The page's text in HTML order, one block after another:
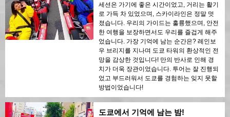
세션은 가기에 좋은 시간이었고, 거리는 활기
로 가득 차 있었으며, 스카이라인은 정말 멋
졌습니다. 우리의 가이드는 훌륭했으며, 안전
한 여행을 보장하면서도 우리를 즐겁게 해주
었습니다. 가장 기억에 남는 순간은? 레인보
우 브리지를 지나며 도쿄 타워의 환상적인 전
망을 감상한 것입니다! 만의 반사로 인해 경
치가 더욱 장관이었습니다. 투어는 잘 진행되
었고 부드러워서 도쿄를 경험하는 잊지 못할
방법이었습니다!
도쿄에서 기억에 남는 밤!